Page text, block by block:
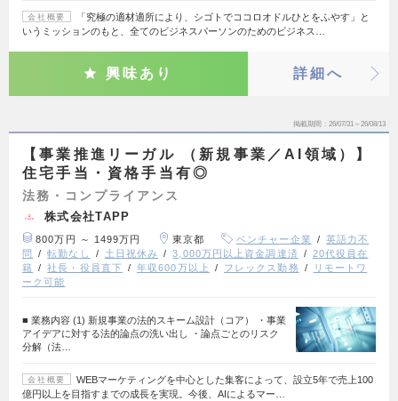
会社概要
「究極の適材適所により、シゴトでココロオドルひとをふやす」と
いうミッションのもと、全てのビジネスパーソンのためのビジネス…
興味あり 詳細へ
掲載期間 26/07/31～26/08/13
【事業推進リーガル （新規事業／AI領域）】
住宅手当・資格手当有◎
法務・コンプライアンス
株式会社TAPP
800万円 ～ 1499万円 東京都 ベンチャー企業
英語力不
問
転勤なし 土日祝休み 3,000万円以上資金調達済
20代役員在
籍
社長・役員直下 年収600万以上 フレックス勤務
リモートワ
ーク可能
■ 業務内容 (1) 新規事業の法的スキーム設計（コア） ・事業
アイデアに対する法的論点の洗い出し ・論点ごとのリスク
分解（法…
会社概要
WEBマーケティングを中心とした集客によって、設立5年で売上100
億円以上を目指すまでの成長を実現。今後、AIによるマー…